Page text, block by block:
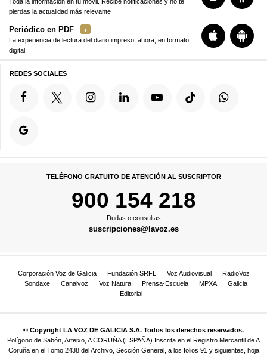
pierdas la actualidad más relevante
Periódico en PDF
La experiencia de lectura del diario impreso, ahora, en formato
digital
REDES SOCIALES
TELÉFONO GRATUITO DE ATENCIÓN AL SUSCRIPTOR
900 154 218
Dudas o consultas
suscripciones@lavoz.es
Corporación Voz de Galicia Fundación SRFL Voz Audiovisual
RadioVoz
Sondaxe
Canalvoz Voz Natura Prensa-Escuela MPXA
Galicia
Editorial
© Copyright LA VOZ DE GALICIA S.A. Todos los derechos reservados.
Polígono de Sabón, Arteixo, A CORUÑA (ESPAÑA) Inscrita en el Registro Mercantil de A
Coruña en el Tomo 2438 del Archivo, Sección General, a los folios 91 y siguientes, hoja